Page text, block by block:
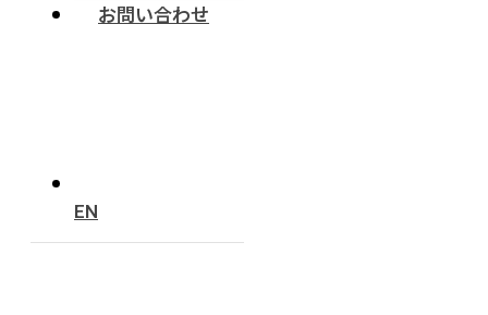
お問い合わせ
EN